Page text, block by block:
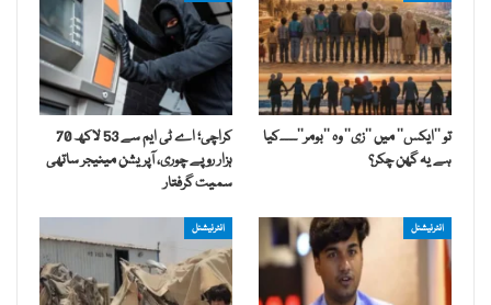
تو ’’ایکس‘‘ میں ’’زی‘‘ وہ ’’بومر‘‘۔۔۔۔کیا
ہے یہ گھن چکر؟
کراچی؛ اے ٹی ایم سے 53 لاکھ 70
ہزار روپے چوری، آپریشن مینیجر ساتھی
سمیت گرفتار
انٹرنیشنل انٹرنیشنل